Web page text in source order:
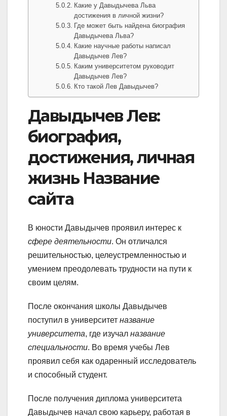
Какие у Давыдычева Льва
достижения в личной жизни?
Где может быть найдена биография
Давыдычева Льва?
Какие научные работы написал
Давыдычев Лев?
Каким университетом руководит
Давыдычев Лев?
Кто такой Лев Давыдычев?
Давыдычев Лев:
биография,
достижения, личная
жизнь Название
сайта
В юности Давыдычев проявил интерес к
сфере деятельности. Он отличался
решительностью, целеустремленностью и
умением преодолевать трудности на пути к
своим целям.
После окончания школы Давыдычев
поступил в университет название
университета, где изучал название
специальности. Во время учебы Лев
проявил себя как одаренный исследователь
и способный студент.
После получения диплома университета
Давыдычев начал свою карьеру, работая в